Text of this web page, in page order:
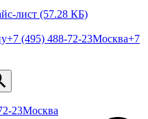
лист (57.28 КБ)
+7 (495) 488-72-23Москва+7
23Москва